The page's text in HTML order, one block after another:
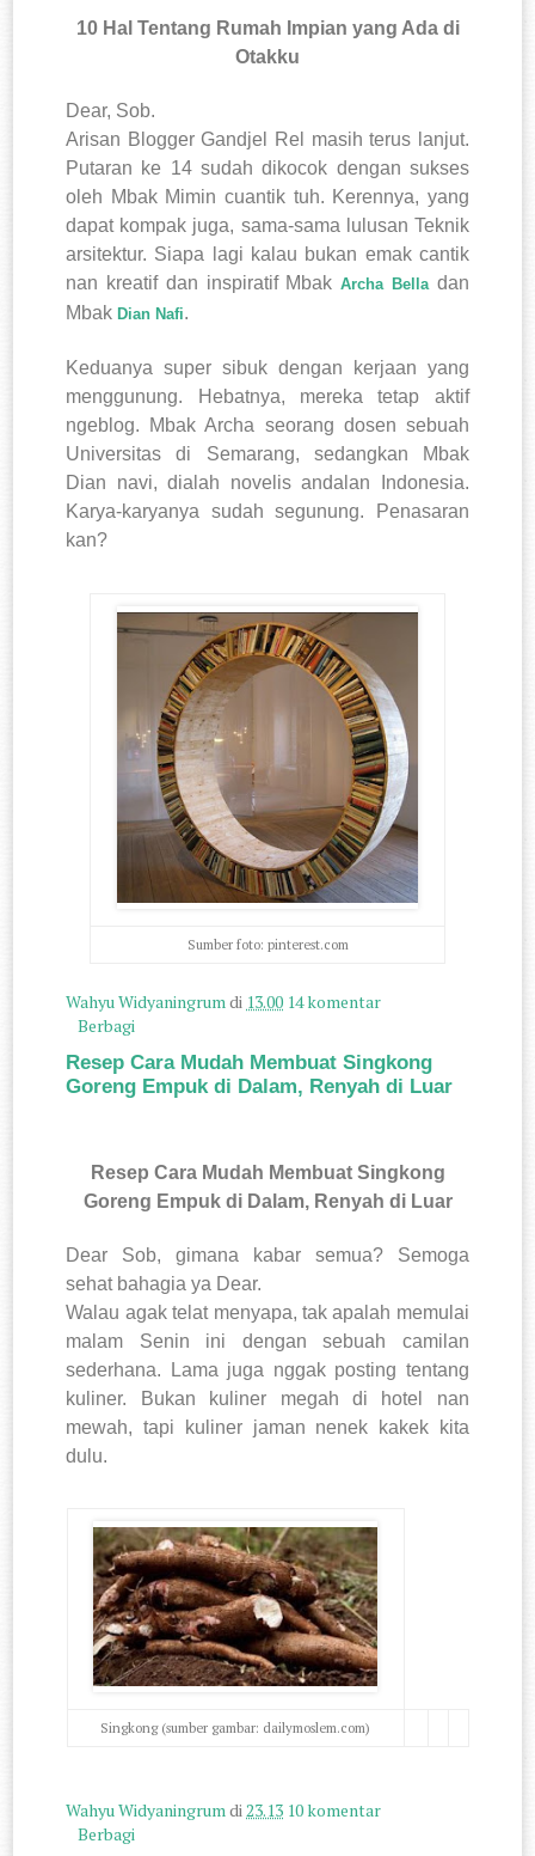
10 Hal Tentang Rumah Impian yang Ada di
Otakku
Dear, Sob.
Arisan Blogger Gandjel Rel masih terus lanjut.
Putaran ke 14 sudah dikocok dengan sukses
oleh Mbak Mimin cuantik tuh. Kerennya, yang
dapat kompak juga, sama-sama lulusan Teknik
arsitektur. Siapa lagi kalau bukan emak cantik
nan kreatif dan inspiratif MbakArcha Bella dan
MbakDian Nafi.
Keduanya super sibuk dengan kerjaan yang
menggunung. Hebatnya, mereka tetap aktif
ngeblog. Mbak Archa seorang dosen sebuah
Universitas di Semarang, sedangkan Mbak
Dian navi, dialah novelis andalan Indonesia.
Karya-karyanya sudah segunung. Penasaran
kan?
Sumber foto: pinterest.com
Wahyu Widyaningrumdi 13.00 14 komentar
Berbagi
Resep Cara Mudah Membuat Singkong
Goreng Empuk di Dalam, Renyah di Luar
Resep Cara Mudah Membuat Singkong
Goreng Empuk di Dalam, Renyah di Luar
Dear Sob, gimana kabar semua? Semoga
sehat bahagia ya Dear.
Walau agak telat menyapa, tak apalah memulai
malam Senin ini dengan sebuah camilan
sederhana. Lama juga nggak posting tentang
kuliner. Bukan kuliner megah di hotel nan
mewah, tapi kuliner jaman nenek kakek kita
dulu.
Singkong (sumber gambar: dailymoslem.com)
Wahyu Widyaningrumdi23.13 10 komentar
Berbagi